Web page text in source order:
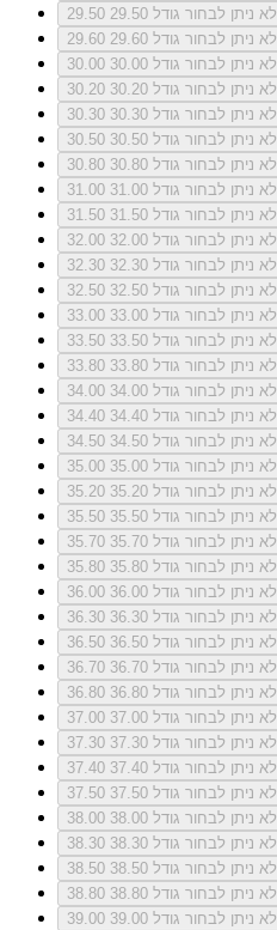
29.50
לא ניתן לבחור גודל 29.50
29.60
לא ניתן לבחור גודל 29.60
30.00
לא ניתן לבחור גודל 30.00
30.20
לא ניתן לבחור גודל 30.20
30.30
לא ניתן לבחור גודל 30.30
30.50
לא ניתן לבחור גודל 30.50
30.80
לא ניתן לבחור גודל 30.80
31.00
לא ניתן לבחור גודל 31.00
31.50
לא ניתן לבחור גודל 31.50
32.00
לא ניתן לבחור גודל 32.00
32.30
לא ניתן לבחור גודל 32.30
32.50
לא ניתן לבחור גודל 32.50
33.00
לא ניתן לבחור גודל 33.00
33.50
לא ניתן לבחור גודל 33.50
33.80
לא ניתן לבחור גודל 33.80
34.00
לא ניתן לבחור גודל 34.00
34.40
לא ניתן לבחור גודל 34.40
34.50
לא ניתן לבחור גודל 34.50
35.00
לא ניתן לבחור גודל 35.00
35.20
לא ניתן לבחור גודל 35.20
35.50
לא ניתן לבחור גודל 35.50
35.70
לא ניתן לבחור גודל 35.70
35.80
לא ניתן לבחור גודל 35.80
36.00
לא ניתן לבחור גודל 36.00
36.30
לא ניתן לבחור גודל 36.30
36.50
לא ניתן לבחור גודל 36.50
36.70
לא ניתן לבחור גודל 36.70
36.80
לא ניתן לבחור גודל 36.80
37.00
לא ניתן לבחור גודל 37.00
37.30
לא ניתן לבחור גודל 37.30
37.40
לא ניתן לבחור גודל 37.40
37.50
לא ניתן לבחור גודל 37.50
38.00
לא ניתן לבחור גודל 38.00
38.30
לא ניתן לבחור גודל 38.30
38.50
לא ניתן לבחור גודל 38.50
38.80
לא ניתן לבחור גודל 38.80
39.00
לא ניתן לבחור גודל 39.00